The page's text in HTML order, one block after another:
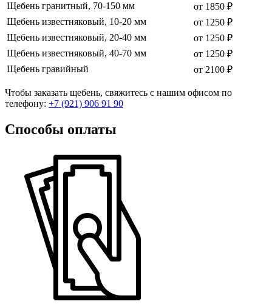
Щебень гранитный, 70-150 мм
от 1850 ₽
Щебень известняковый, 10-20 мм
от 1250 ₽
Щебень известняковый, 20-40 мм
от 1250 ₽
Щебень известняковый, 40-70 мм
от 1250 ₽
Щебень гравийный
от 2100 ₽
Чтобы заказать щебень, свяжитесь с нашим офисом по
телефону: +7 (921) 906 91 90
Способы оплаты